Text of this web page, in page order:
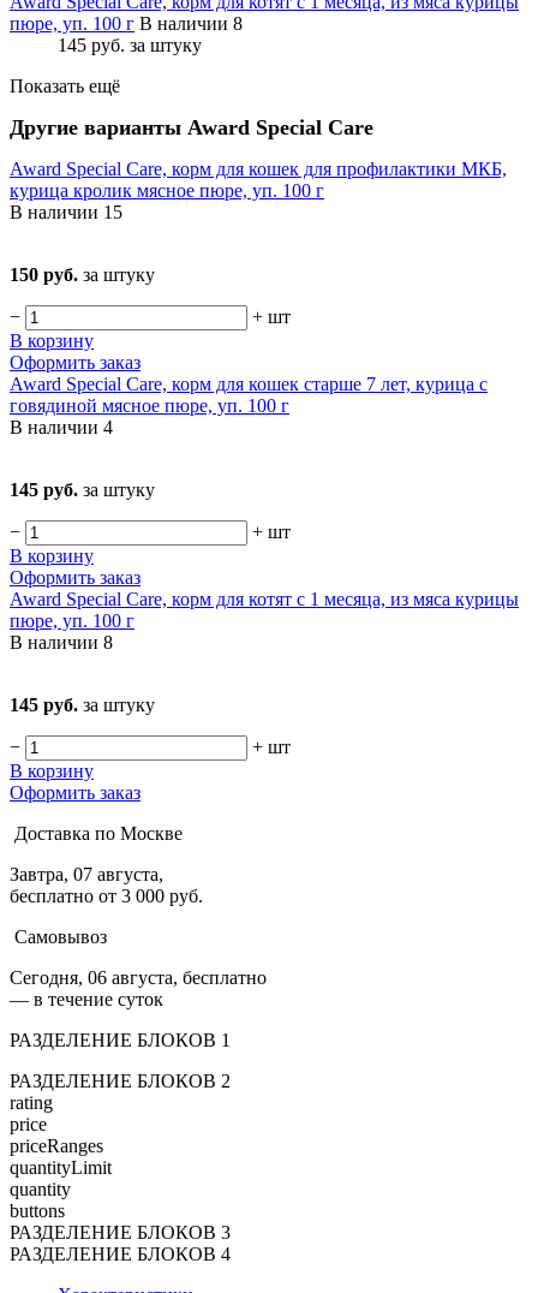
пюре, уп. 100 г В наличии 8
145 руб. за штуку
Показать ещё
Другие варианты Award Special Care
Award Special Care, корм для кошек для профилактики МКБ,
курица кролик мясное пюре, уп. 100 г
В наличии 15
150 руб. за штуку
− + шт
В корзину
Оформить заказ
Award Special Care, корм для кошек старше 7 лет, курица с
говядиной мясное пюре, уп. 100 г
В наличии 4
145 руб. за штуку
− + шт
В корзину
Оформить заказ
Award Special Care, корм для котят с 1 месяца, из мяса курицы
пюре, уп. 100 г
В наличии 8
145 руб. за штуку
− + шт
В корзину
Оформить заказ
Доставка по Москве
Завтра, 07 августа,
бесплатно от 3 000 руб.
Самовывоз
Сегодня, 06 августа, бесплатно
— в течение суток
РАЗДЕЛЕНИЕ БЛОКОВ 1
РАЗДЕЛЕНИЕ БЛОКОВ 2
rating
price
priceRanges
quantityLimit
quantity
buttons
РАЗДЕЛЕНИЕ БЛОКОВ 3
РАЗДЕЛЕНИЕ БЛОКОВ 4